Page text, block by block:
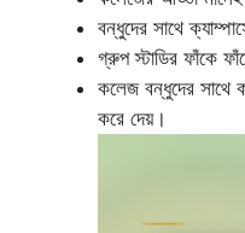
বন্ধুদের সাথে
গ্রুপ স্টাডির ফাঁকে
কলেজ বন্ধুদের সাথে
করে দেয়।